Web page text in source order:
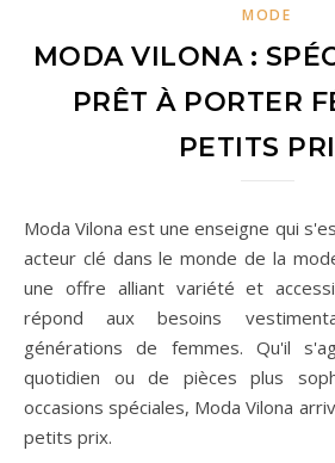
MODE
MODA VILONA :
PRÊT À PORTER
PETITS
Moda Vilona est une enseigne qui s'est imposée comme un
acteur clé dans le monde de la
une offre alliant variété et
répond aux besoins
générations de femmes. Qu'il
quotidien ou de pièces plus
occasions spéciales, Moda Vilona
petits prix.